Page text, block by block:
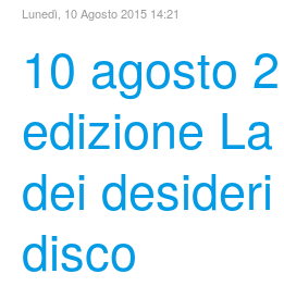
Lunedì, 10 Agosto 2015 14:21
10 agosto 2
edizione
dei
disco